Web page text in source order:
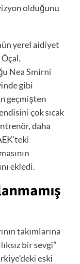
olduğunu
yerel aidiyet
Nea Smirni
gibi
geçmişten
çok sıcak
daha
ekledi.
takımlarına
bir sevgi”
eski